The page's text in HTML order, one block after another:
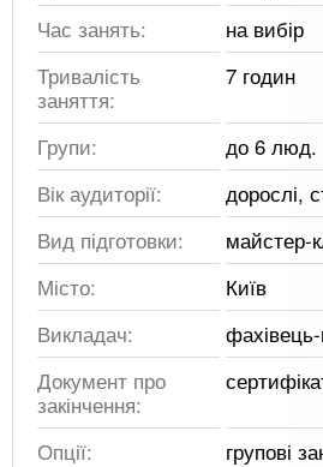
Час занять:
на вибір
Тривалість
заняття:
7 годин
Групи:
до 6 люд.
Вік аудиторії:
дорослі,
Вид підготовки:
майстер-
Місто:
Київ
Викладач:
Документ про
закінчення:
Опції:
групові